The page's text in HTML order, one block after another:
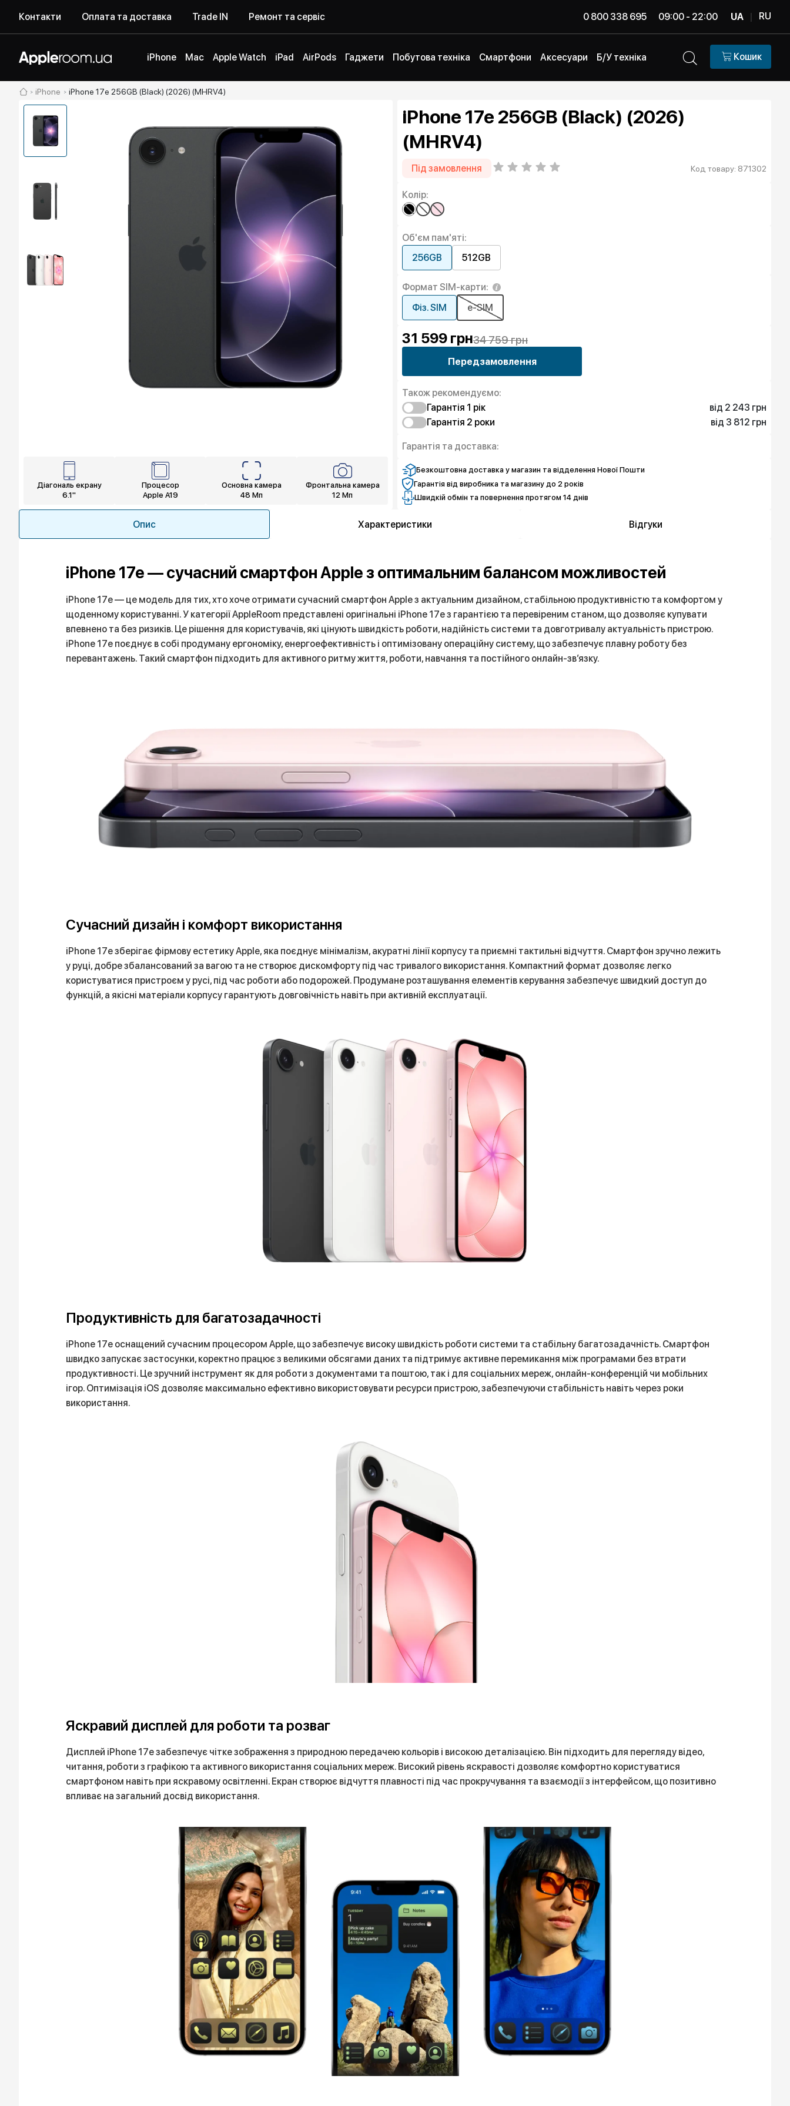
Контакти Оплата та доставка Trade IN Ремонт та сервіс 0 800 338 695 09:00 - 22:00 UA | RU
iPhone Mac Apple Watch iPad AirPods Гаджети Побутова техніка Смартфони Аксесуари Б/У техніка Кошик
iPhone iPhone 17e 256GB (Black) (2026) (MHRV4)
Діагональ екрану
6.1"
Процесор
Apple A19
Основна камера
48 Мп
Фронтальна камера
12 Мп
iPhone 17e 256GB (Black) (2026)
(MHRV4)
Під замовлення Код товару: 871302
Колір:
Об'єм пам'яті:
256GB
512GB
Формат SIM-карти:
Фіз. SIM
e-SIM
31 599 грн34 759 грн
Передзамовлення
Також рекомендуємо:
Гарантія 1 рiк
від 2 243 грн
Захист від браку
2 243 грн
Чистий спокій
Гарантія 2 роки
від 3 812 грн
Захист екрану
Чистий спокій
Гарантія та доставка:
Безкоштовна доставка у магазин та відделення Нової Пошти
Гарантія від виробника та магазину до 2 років
Швидкій обмін та повернення протягом 14 днів
Опис Характеристики Відгуки
iPhone 17e — сучасний смартфон Apple з оптимальним балансом можливостей
iPhone 17e — це модель для тих, хто хоче отримати сучасний смартфон Apple з актуальним дизайном, стабільною продуктивністю та комфортом у
щоденному користуванні. У категорії AppleRoom представлені оригінальні iPhone 17e з гарантією та перевіреним станом, що дозволяє купувати
впевнено та без ризиків. Це рішення для користувачів, які цінують швидкість роботи, надійність системи та довготривалу актуальність пристрою.
iPhone 17e поєднує в собі продуману ергономіку, енергоефективність і оптимізовану операційну систему, що забезпечує плавну роботу без
перевантажень. Такий смартфон підходить для активного ритму життя, роботи, навчання та постійного онлайн-зв’язку.
Сучасний дизайн і комфорт використання
iPhone 17e зберігає фірмову естетику Apple, яка поєднує мінімалізм, акуратні лінії корпусу та приємні тактильні відчуття. Смартфон зручно лежить
у руці, добре збалансований за вагою та не створює дискомфорту під час тривалого використання. Компактний формат дозволяє легко
користуватися пристроєм у русі, під час роботи або подорожей. Продумане розташування елементів керування забезпечує швидкий доступ до
функцій, а якісні матеріали корпусу гарантують довговічність навіть при активній експлуатації.
Продуктивність для багатозадачності
iPhone 17e оснащений сучасним процесором Apple, що забезпечує високу швидкість роботи системи та стабільну багатозадачність. Смартфон
швидко запускає застосунки, коректно працює з великими обсягами даних та підтримує активне перемикання між програмами без втрати
продуктивності. Це зручний інструмент як для роботи з документами та поштою, так і для соціальних мереж, онлайн-конференцій чи мобільних
ігор. Оптимізація iOS дозволяє максимально ефективно використовувати ресурси пристрою, забезпечуючи стабільність навіть через роки
використання.
Яскравий дисплей для роботи та розваг
Дисплей iPhone 17e забезпечує чітке зображення з природною передачею кольорів і високою деталізацією. Він підходить для перегляду відео,
читання, роботи з графікою та активного використання соціальних мереж. Високий рівень яскравості дозволяє комфортно користуватися
смартфоном навіть при яскравому освітленні. Екран створює відчуття плавності під час прокручування та взаємодії з інтерфейсом, що позитивно
впливає на загальний досвід використання.